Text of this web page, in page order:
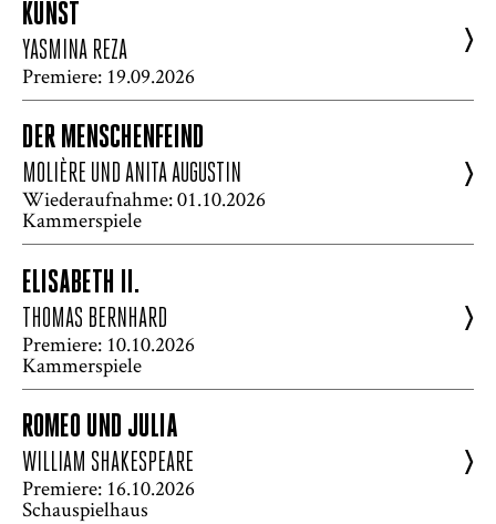
KUNST
YASMINA REZA
Premiere: 19.09.2026
>
DER MENSCHENFEIND
MOLIÈRE UND ANITA AUGUSTIN
Wiederaufnahme: 01.10.2026
Kammerspiele
>
ELISABETH II.
THOMAS BERNHARD
Premiere: 10.10.2026
Kammerspiele
>
ROMEO UND JULIA
WILLIAM SHAKESPEARE
Premiere: 16.10.2026
Schauspielhaus
>